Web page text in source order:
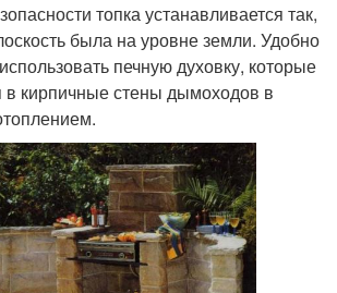
топка устанавливается так,
была на уровне земли. Удобно
печную духовку, которые
в кирпичные стены дымоходов в